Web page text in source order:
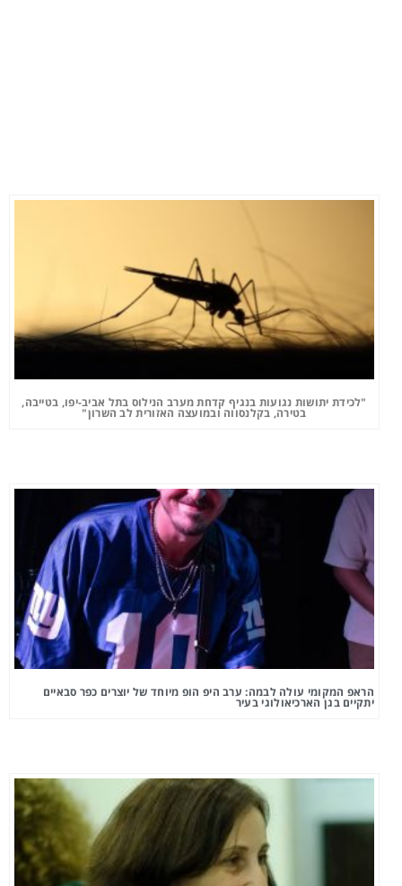
"לכידת יתושות נגועות בנגיף קדחת מערב הנילוס בתל אביב-יפו, בטייבה,
בטירה, בקלנסווה ובמועצה האזורית לב השרון"
הראפ המקומי עולה לבמה: ערב היפ הופ מיוחד של יוצרים כפר סבאיים
יתקיים בגן הארכיאולוגי בעיר